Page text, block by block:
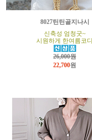
8027틴틴골지나시
신축성 엄청굿~
시원하게 한여름코디
26,000원
22,700원